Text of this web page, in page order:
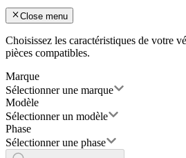
Close menu
Choisissez les caractéristiques de votre
pièces compatibles.
Marque
Sélectionner une marque
Modèle
Sélectionner un modèle
Phase
Sélectionner une phase